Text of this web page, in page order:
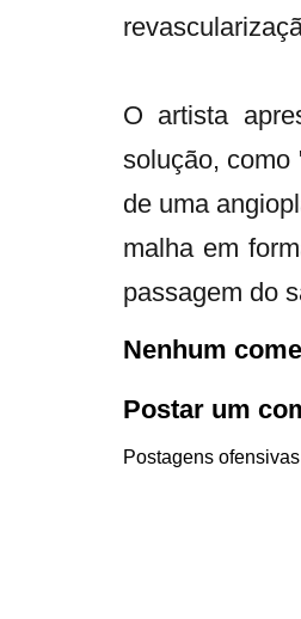
O artista
solução, como
de uma
malha em
passagem do
Nenhum
Postar um
Postagens